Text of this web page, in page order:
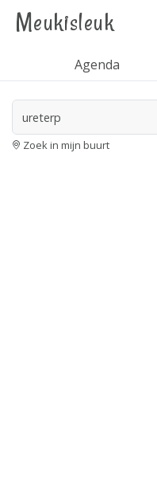
Meukisleuk
Agenda
Zoek in mijn buurt